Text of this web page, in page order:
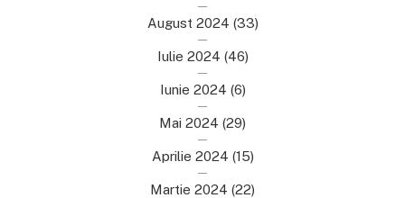
August 2024 (33)
Iulie 2024 (46)
Iunie 2024 (6)
Mai 2024 (29)
Aprilie 2024 (15)
Martie 2024 (22)